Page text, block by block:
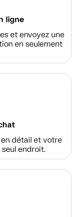
ligne
et envoyez une
en seulement
détail et votre
endroit.